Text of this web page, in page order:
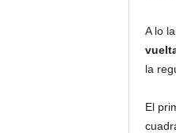
A lo
la
El